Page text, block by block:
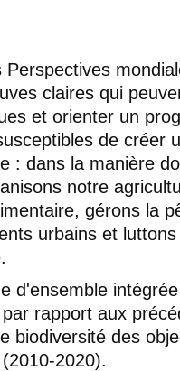
claires qui
et orienter un
de créer
: dans la manière
notre
gérons la
urbains et
d'ensemble
rapport aux
biodiversité des
2020).